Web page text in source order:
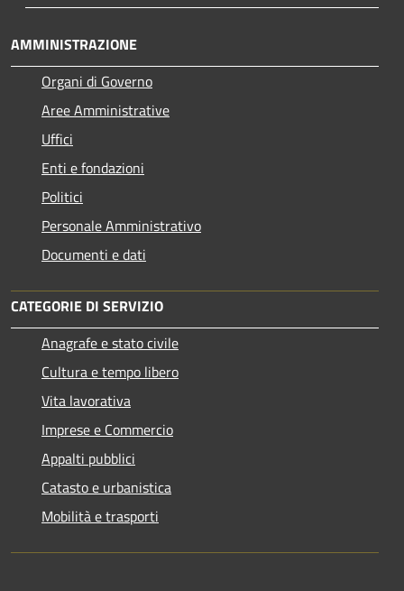
AMMINISTRAZIONE
Organi di Governo
Aree Amministrative
Uffici
Enti e fondazioni
Politici
Personale Amministrativo
Documenti e dati
CATEGORIE DI SERVIZIO
Anagrafe e stato civile
Cultura e tempo libero
Vita lavorativa
Imprese e Commercio
Appalti pubblici
Catasto e urbanistica
Mobilità e trasporti